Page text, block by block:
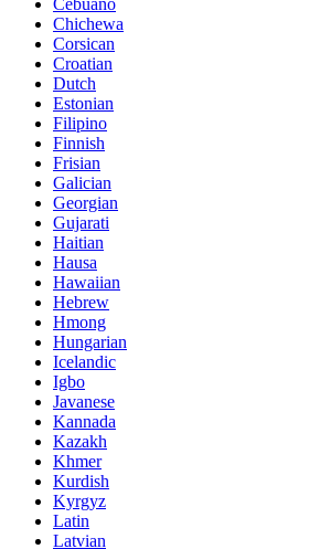
Cebuano
Chichewa
Corsican
Croatian
Dutch
Estonian
Filipino
Finnish
Frisian
Galician
Georgian
Gujarati
Haitian
Hausa
Hawaiian
Hebrew
Hmong
Hungarian
Icelandic
Igbo
Javanese
Kannada
Kazakh
Khmer
Kurdish
Kyrgyz
Latin
Latvian